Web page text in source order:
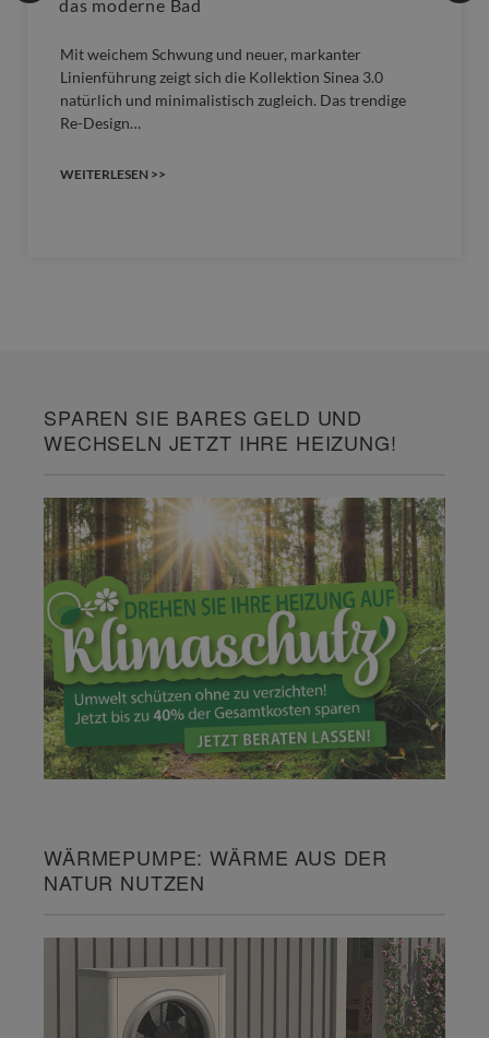
das moderne Bad
Mit weichem Schwung und neuer, markanter
Linienführung zeigt sich die Kollektion Sinea 3.0
natürlich und minimalistisch zugleich. Das trendige
Re-Design…
WEITERLESEN >>
SPAREN SIE BARES GELD UND
WECHSELN JETZT IHRE HEIZUNG!
WÄRMEPUMPE: WÄRME AUS DER
NATUR NUTZEN